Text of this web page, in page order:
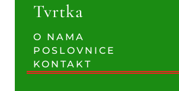
Tvrtka
O NAMA
POSLOVNICE
KONTAKT